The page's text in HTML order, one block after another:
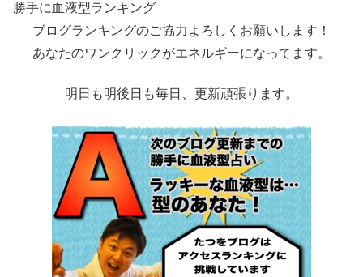
勝手に血液型ランキング
ブログランキングのご協力よろしくお願いします！
あなたのワンクリックがエネルギーになってます。
明日も明後日も毎日、更新頑張ります。